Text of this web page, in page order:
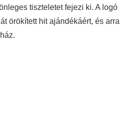
tiszteletet fejezi ki. A logó
örökített hit ajándékáért, és arra